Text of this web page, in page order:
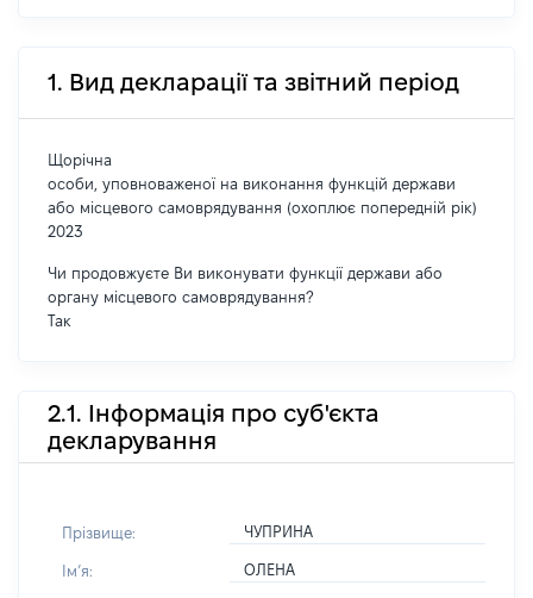
1. Вид декларації та звітний період
Щорічна
особи, уповноваженої на виконання функцій держави
або місцевого самоврядування (охоплює попередній рік)
2023
Чи продовжуєте Ви виконувати функції держави або
органу місцевого самоврядування?
Так
2.1. Інформація про суб'єкта
декларування
Прізвище: ЧУПРИНА
Імʼя: ОЛЕНА